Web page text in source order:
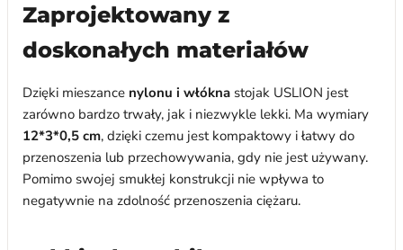
Zaprojektowany z
doskonałych materiałów
Dzięki mieszance nylonu i włókna stojak USLION jest
zarówno bardzo trwały, jak i niezwykle lekki. Ma wymiary
12*3*0,5 cm, dzięki czemu jest kompaktowy i łatwy do
przenoszenia lub przechowywania, gdy nie jest używany.
Pomimo swojej smukłej konstrukcji nie wpływa to
negatywnie na zdolność przenoszenia ciężaru.